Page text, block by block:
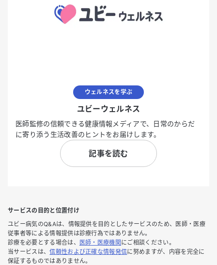
ウェルネスを学ぶ
ユビーウェルネス
医師監修の信頼できる健康情報メディアで、日常のからだ
に寄り添う生活改善のヒントをお届けします。
記事を読む
サービスの目的と位置付け
ユビー病気のQ&Aは、情報提供を目的としたサービスのため、医師・医療
従事者等による情報提供は診療行為ではありません。
診療を必要とする場合は、
医師・医療機関 にご相談ください。
当サービスは、信頼性および正確な情報発信に努めますが、内容を完全に
保証するものではありません。